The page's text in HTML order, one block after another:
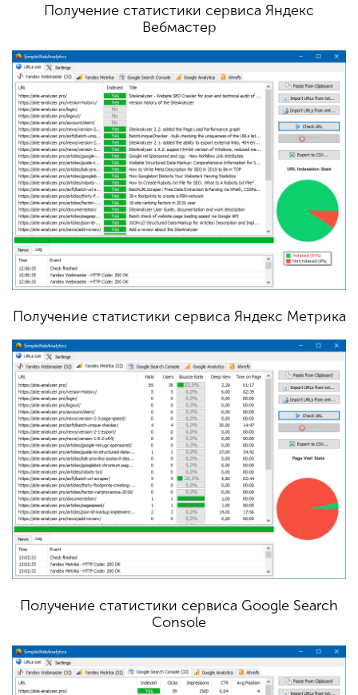
Получение статистики сервиса Яндекс
Вебмастер
Получение статистики сервиса Яндекс Метрика
Получение статистики сервиса Google Search
Console